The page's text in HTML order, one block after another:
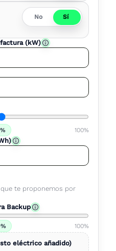
No Sí
(kW)
100%
te proponemos por
Backup
100%
eléctrico añadido)